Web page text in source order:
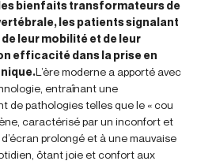
bienfaits transformateurs de
les patients signalant
leur mobilité et de leur
efficacité dans la prise en
L’ère moderne a apporté avec
entraînant une
de pathologies telles que le « cou
caractérisé par un inconfort et
prolongé et à une mauvaise
ôtant joie et confort aux